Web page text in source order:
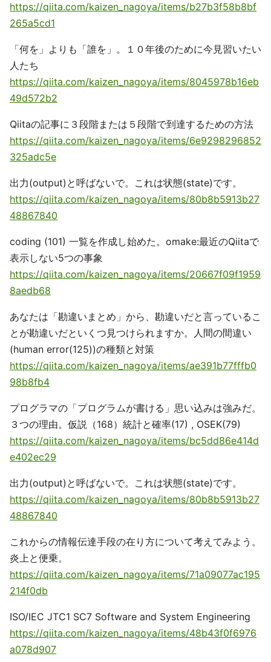
https://qiita.com/kaizen_nagoya/items/b27b3f58b8bf
265a5cd1
「何を」よりも「誰を」。１０年後のために今見習いたい
人たち
https://qiita.com/kaizen_nagoya/items/8045978b16eb
49d572b2
Qiitaの記事に３段階または５段階で到達するための方法
https://qiita.com/kaizen_nagoya/items/6e9298296852
325adc5e
出力(output)と呼ばないで。これは状態(state)です。
https://qiita.com/kaizen_nagoya/items/80b8b5913b27
48867840
coding (101) 一覧を作成し始めた。omake:最近のQiitaで
表示しない5つの事象
https://qiita.com/kaizen_nagoya/items/20667f09f1959
8aedb68
あなたは「勘違いまとめ」から、勘違いだと言っているこ
とが勘違いだといくつ見つけられますか。人間の間違い
(human error(125))の種類と対策
https://qiita.com/kaizen_nagoya/items/ae391b77fffb0
98b8fb4
プログラマの「プログラムが書ける」思い込みは強みだ。
３つの理由。仮説（168）統計と確率(17) , OSEK(79)
https://qiita.com/kaizen_nagoya/items/bc5dd86e414d
e402ec29
出力(output)と呼ばないで。これは状態(state)です。
https://qiita.com/kaizen_nagoya/items/80b8b5913b27
48867840
これからの情報伝達手段の在り方について考えてみよう。
炎上と便乗。
https://qiita.com/kaizen_nagoya/items/71a09077ac195
214f0db
ISO/IEC JTC1 SC7 Software and System Engineering
https://qiita.com/kaizen_nagoya/items/48b43f0f6976
a078d907